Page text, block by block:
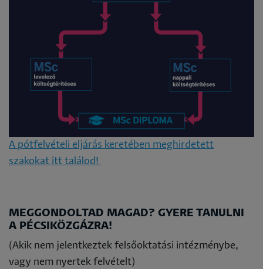
A pótfelvételi eljárás keretében meghirdetett
szakokat itt találod!
MEGGONDOLTAD MAGAD? GYERE TANULNI
A PÉCSIKÖZGÁZRA!
(Akik nem jelentkeztek felsőoktatási intézménybe,
vagy nem nyertek felvételt)